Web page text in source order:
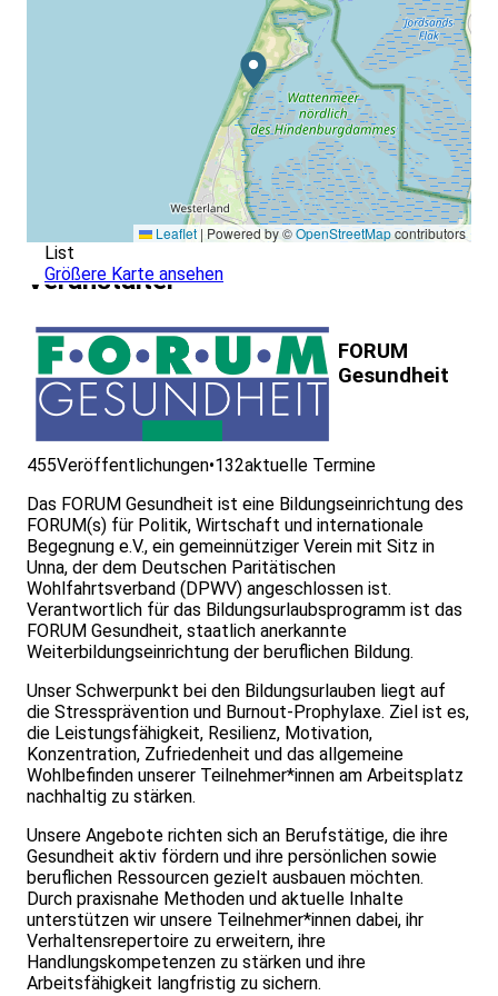
Leaflet | Powered by ©OpenStreetMapcontributors
List
Größere Karte ansehen
Veranstalter
FORUM
Gesundheit
455Veröffentlichungen•132aktuelle Termine
Das FORUM Gesundheit ist eine Bildungseinrichtung des
FORUM(s) für Politik, Wirtschaft und internationale
Begegnung e.V., ein gemeinnütziger Verein mit Sitz in
Unna, der dem Deutschen Paritätischen
Wohlfahrtsverband (DPWV) angeschlossen ist.
Verantwortlich für das Bildungsurlaubsprogramm ist das
FORUM Gesundheit, staatlich anerkannte
Weiterbildungseinrichtung der beruflichen Bildung.
Unser Schwerpunkt bei den Bildungsurlauben liegt auf
die Stressprävention und Burnout-Prophylaxe. Ziel ist es,
die Leistungsfähigkeit, Resilienz, Motivation,
Konzentration, Zufriedenheit und das allgemeine
Wohlbefinden unserer Teilnehmer*innen am Arbeitsplatz
nachhaltig zu stärken.
Unsere Angebote richten sich an Berufstätige, die ihre
Gesundheit aktiv fördern und ihre persönlichen sowie
beruflichen Ressourcen gezielt ausbauen möchten.
Durch praxisnahe Methoden und aktuelle Inhalte
unterstützen wir unsere Teilnehmer*innen dabei, ihr
Verhaltensrepertoire zu erweitern, ihre
Handlungskompetenzen zu stärken und ihre
Arbeitsfähigkeit langfristig zu sichern.